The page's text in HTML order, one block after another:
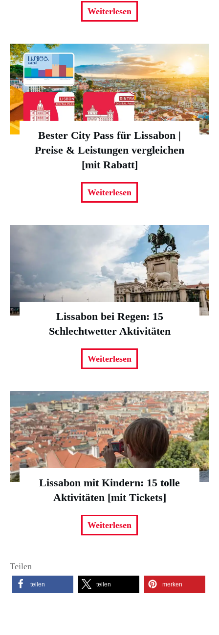
Weiterlesen
Bester City Pass für Lissabon |
Preise & Leistungen vergleichen
[mit Rabatt]
Weiterlesen
Lissabon bei Regen: 15
Schlechtwetter Aktivitäten
Weiterlesen
Lissabon mit Kindern: 15 tolle
Aktivitäten [mit Tickets]
Weiterlesen
Teilen
teilen teilen merken